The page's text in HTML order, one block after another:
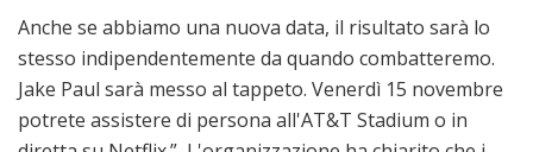
Anche se abbiamo una nuova data, il risultato sarà lo
stesso indipendentemente da quando combatteremo.
Jake Paul sarà messo al tappeto. Venerdì 15 novembre
potrete assistere di persona all'AT&T Stadium o in